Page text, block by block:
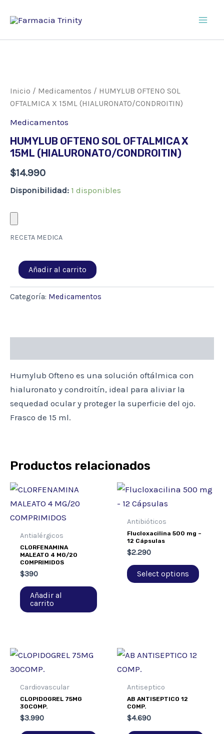
Inicio / Medicamentos / HUMYLUB OFTENO SOL
OFTALMICA X 15ML (HIALURONATO/CONDROITIN)
Medicamentos
HUMYLUB OFTENO SOL OFTALMICA X
15ML (HIALURONATO/CONDROITIN)
$14.990
Disponibilidad: 1 disponibles
RECETA MEDICA
HUMYLUB
OFTENO
SOL
OFTALMICA
Añadir al carrito
Categoría: Medicamentos
Humylub Ofteno es una solución oftálmica con
hialuronato y condroitín, ideal para aliviar la
sequedad ocular y proteger la superficie del ojo.
Frasco de 15 ml.
Productos relacionados
Antialérgicos
CLORFENAMINA
MALEATO 4 MG/20
COMPRIMIDOS
$390
Añadir al
carrito
Antibióticos
Flucloxacilina 500 mg –
12 Cápsulas
$2.290
Select options
Cardiovascular
CLOPIDOGREL 75MG
30COMP.
$3.990
Antiseptico
AB ANTISEPTICO 12
COMP.
$4.690